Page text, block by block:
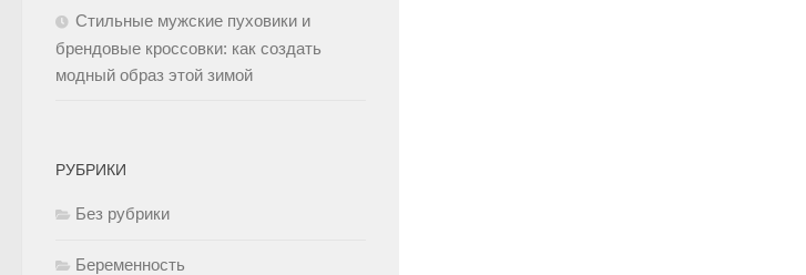
Стильные мужские пуховики и
брендовые кроссовки: как создать
модный образ этой зимой
РУБРИКИ
Без рубрики
Беременность